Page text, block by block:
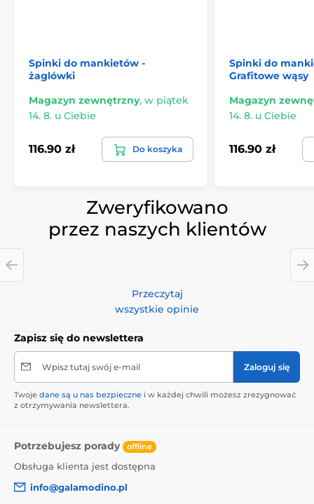
Spinki do mankietów -
żaglówki
Magazyn zewnętrzny, w piątek
14. 8. u Ciebie
116.90 zł Do koszyka
Spinki do
Grafitowe wąsy
Magazyn
14. 8. u Ciebie
116.90 zł
Zweryfikowano
przez naszych klientów
Przeczytaj
wszystkie opinie
Zapisz się do newslettera
Wpisz tutaj swój e-mail Zaloguj się
Twoje dane są u nas bezpieczne i w każdej chwili możesz zrezygnować
z otrzymywania newslettera.
Potrzebujesz porady offline
Obsługa klienta jest dostępna
info@galamodino.pl